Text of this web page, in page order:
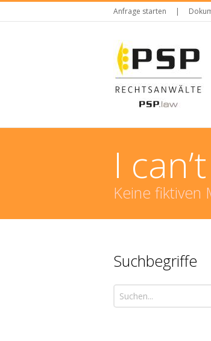
Anfrage starten |
I
Keine fiktiven
Suchbegriffe